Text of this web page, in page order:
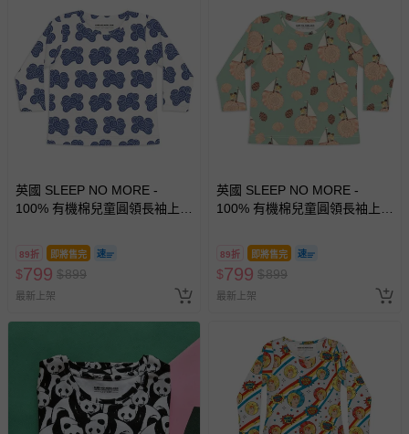
英國 SLEEP NO MORE -
100% 有機棉兒童圓領長袖上
89折 即將售完
$799 $899
最新上架
英國 SLEEP NO MORE -
100% 有機棉兒童圓領長袖上
89折 即將售完
$799 $899
最新上架